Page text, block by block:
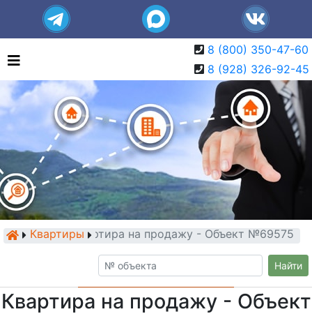
8 (800) 350-47-60
8 (928) 326-92-45
КвартирыКвартира на продажу - Объект №69575
Найти
Квартира на продажу - Объект